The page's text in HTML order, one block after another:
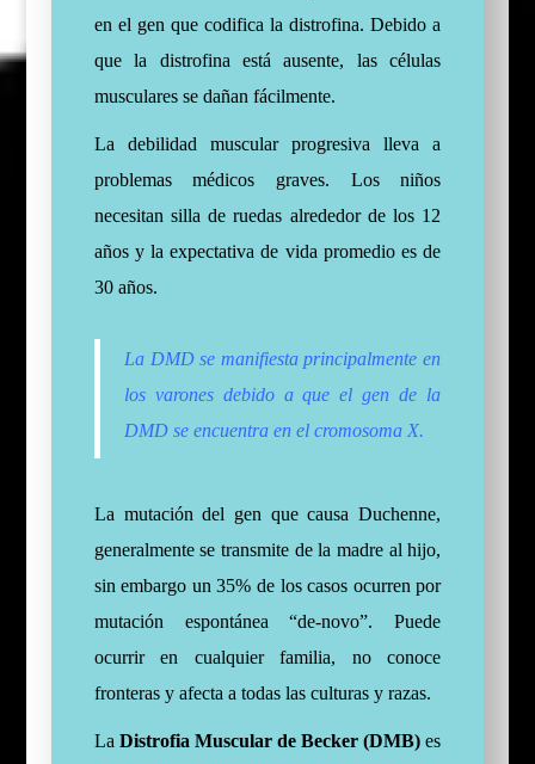
en el gen que codifica la distrofina. Debido a
que la distrofina está ausente, las células
musculares se dañan fácilmente.
La debilidad muscular progresiva lleva a
problemas médicos graves. Los niños
necesitan silla de ruedas alrededor de los 12
años y la expectativa de vida promedio es de
30 años.
La DMD se manifiesta principalmente en
los varones debido a que el gen de la
DMD se encuentra en el cromosoma X.
La mutación del gen que causa Duchenne,
generalmente se transmite de la madre al hijo,
sin embargo un 35% de los casos ocurren por
mutación espontánea “de-novo”. Puede
ocurrir en cualquier familia, no conoce
fronteras y afecta a todas las culturas y razas.
La Distrofia Muscular de Becker (DMB) es